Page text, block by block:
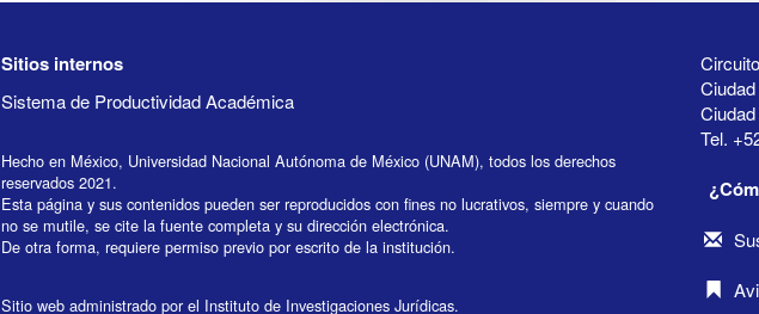
Sitios internos
Sistema de Productividad Académica
Hecho en México, Universidad Nacional Autónoma de México (UNAM), todos los derechos
reservados 2021.
Esta página y sus contenidos pueden ser reproducidos con fines no lucrativos, siempre y cuando
no se mutile, se cite la fuente completa y su dirección electrónica.
De otra forma, requiere permiso previo por escrito de la institución.
Sitio web administrado por el Instituto de Investigaciones Jurídicas.
Tel.